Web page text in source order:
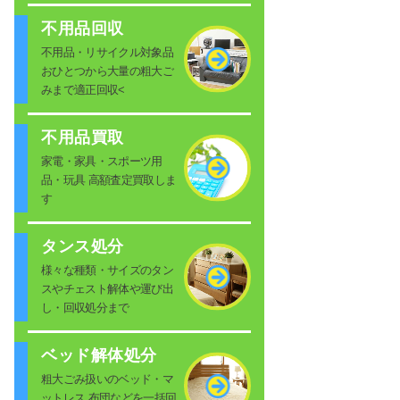
不用品回収
不用品・リサイクル対象品
おひとつから大量の粗大ご
みまで適正回収<
不用品買取
家電・家具・スポーツ用
品・玩具 高額査定買取しま
す
タンス処分
様々な種類・サイズのタン
スやチェスト解体や運び出
し・回収処分まで
ベッド解体処分
粗大ごみ扱いのベッド・マ